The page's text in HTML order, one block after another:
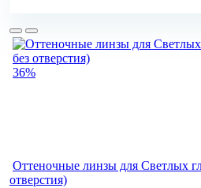
36%
Оттеночные линзы для Светлых
отверстия)